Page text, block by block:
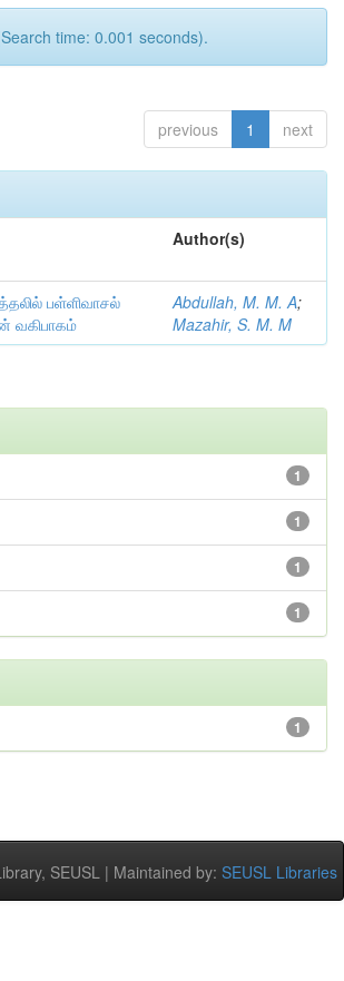
time: 0.001 seconds).
previous 1 next
Author(s)
பள்ளிவாசல்
வகிபாகம்
Abdullah, M. M. A;
Mazahir, S. M. M
1
1
1
1
1
SEUSL | Maintained by: SEUSL Libraries